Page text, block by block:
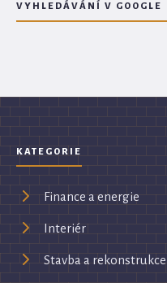
VYHLEDÁVÁNÍ V GOOGLE
KATEGORIE
Finance a energie
Interiér
Stavba a rekonstrukce